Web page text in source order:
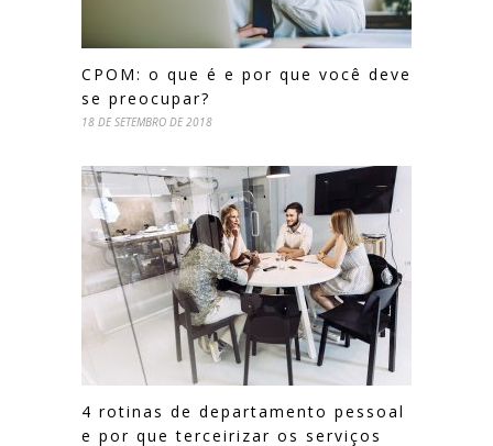
CPOM: o que é e por que você deve
se preocupar?
18 DE SETEMBRO DE 2018
4 rotinas de departamento pessoal
e por que terceirizar os serviços